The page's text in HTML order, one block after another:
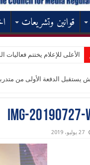
قوانين وتشريعات
الأعلى للإعلام يختتم فعاليات
يستقبل الدفعة الأولى من
IMG-20190727-
27 يوليو، 2019